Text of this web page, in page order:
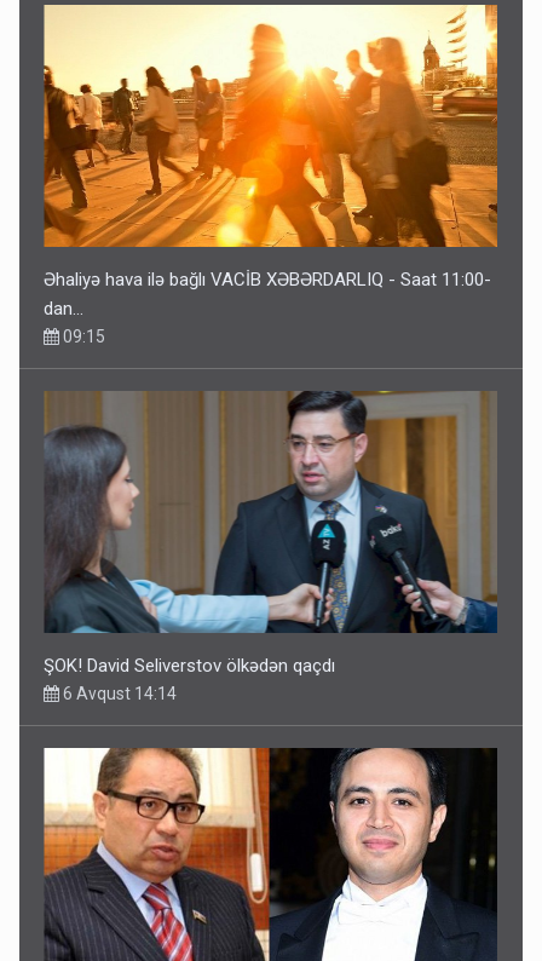
Əhaliyə hava ilə bağlı VACİB XƏBƏRDARLIQ - Saat 11:00-
dan…
09:15
ŞOK! David Seliverstov ölkədən qaçdı
6 Avqust 14:14